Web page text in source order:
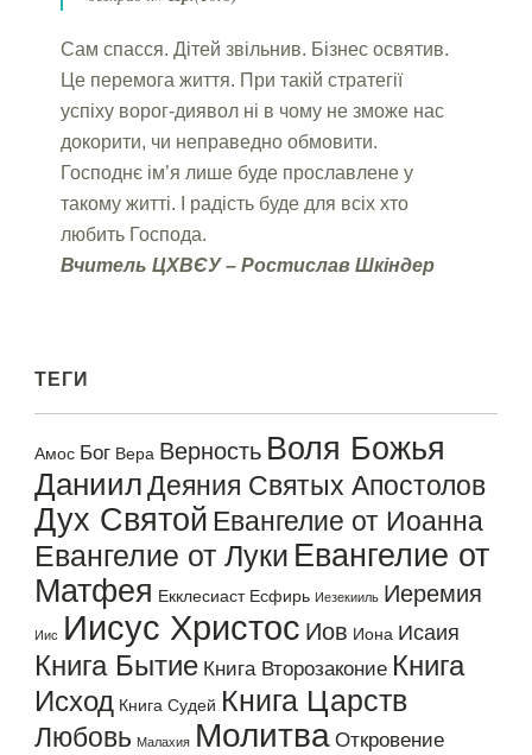
Сам спасся. Дітей звільнив. Бізнес освятив.
Це перемога життя. При такій стратегії
успіху ворог-диявол ні в чому не зможе нас
докорити, чи неправедно обмовити.
Господнє ім’я лише буде прославлене у
такому житті. І радість буде для всіх хто
любить Господа.
Вчитель ЦХВЄУ – Ростислав Шкіндер
ТЕГИ
Амос Бог Вера Верность Воля Божья
ДаниилДеяния Святых Апостолов
Дух Святой Евангелие от Иоанна
Евангелие от Луки Евангелие от
Матфея Екклесиаст Есфирь Иезекииль Иеремия
Иис Иисус Христос Иов Иона Исаия
Книга Бытие Книга Второзаконие Книга
Исход Книга Судей Книга Царств
Любовь Малахия Молитва Откровение